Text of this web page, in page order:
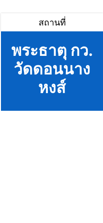
สถานที่
พระธาตุ กว.
วัดดอนนาง
หงส์